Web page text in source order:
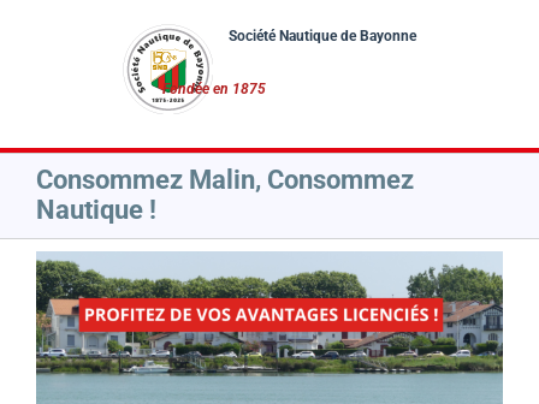
Consommez Malin, Consommez
Nautique !
Voir
l'image
agrandie